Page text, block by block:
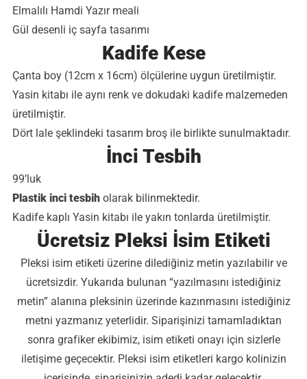
Elmalılı Hamdi Yazır meali
Gül desenli iç sayfa tasarımı
Kadife Kese
Çanta boy (12cm x 16cm) ölçülerine uygun üretilmiştir.
Yasin kitabı ile aynı renk ve dokudaki kadife malzemeden
üretilmiştir.
Dört lale şeklindeki tasarım broş ile birlikte sunulmaktadır.
İnci Tesbih
99’luk
Plastik inci tesbih olarak bilinmektedir.
Kadife kaplı Yasin kitabı ile yakın tonlarda üretilmiştir.
Ücretsiz Pleksi İsim Etiketi
Pleksi isim etiketi üzerine dilediğiniz metin yazılabilir ve
ücretsizdir. Yukarıda bulunan “yazılmasını istediğiniz
metin” alanına pleksinin üzerinde kazınmasını istediğiniz
metni yazmanız yeterlidir. Siparişinizi tamamladıktan
sonra grafiker ekibimiz, isim etiketi onayı için sizlerle
iletişime geçecektir. Pleksi isim etiketleri kargo kolinizin